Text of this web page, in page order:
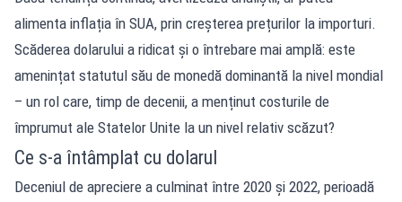
alimenta inflația în SUA, prin creșterea prețurilor la importuri.
Scăderea dolarului a ridicat și o întrebare mai amplă: este
amenințat statutul său de monedă dominantă la nivel mondial
– un rol care, timp de decenii, a menținut costurile de
împrumut ale Statelor Unite la un nivel relativ scăzut?
Ce s-a întâmplat cu dolarul
Deceniul de apreciere a culminat între 2020 și 2022, perioadă